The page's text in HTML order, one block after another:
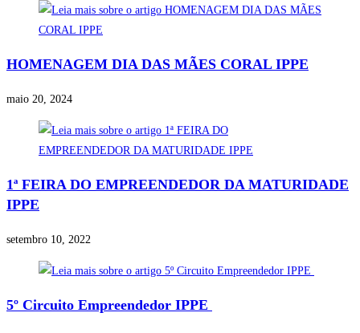
HOMENAGEM DIA DAS MÃES CORAL IPPE
maio 20, 2024
1ª FEIRA DO EMPREENDEDOR DA MATURIDADE
IPPE
setembro 10, 2022
5º Circuito Empreendedor IPPE